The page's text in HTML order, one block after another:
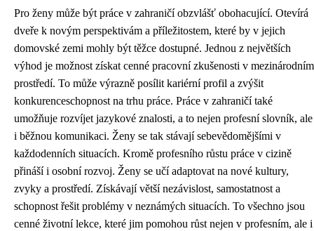
Pro ženy může být práce v zahraničí obzvlášť obohacující. Otevírá
dveře k novým perspektivám a příležitostem, které by v jejich
domovské zemi mohly být těžce dostupné. Jednou z největších
výhod je možnost získat cenné pracovní zkušenosti v mezinárodním
prostředí. To může výrazně posílit kariérní profil a zvýšit
konkurenceschopnost na trhu práce. Práce v zahraničí také
umožňuje rozvíjet jazykové znalosti, a to nejen profesní slovník, ale
i běžnou komunikaci. Ženy se tak stávají sebevědomějšími v
každodenních situacích. Kromě profesního růstu práce v cizině
přináší i osobní rozvoj. Ženy se učí adaptovat na nové kultury,
zvyky a prostředí. Získávají větší nezávislost, samostatnost a
schopnost řešit problémy v neznámých situacích. To všechno jsou
cenné životní lekce, které jim pomohou růst nejen v profesním, ale i